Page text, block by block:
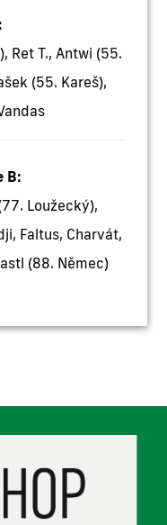
Ret T., Antwi (55.
(55. Kareš),
B:
Loužecký),
Faltus, Charvát,
(88. Němec)